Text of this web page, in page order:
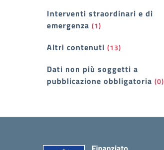
Interventi straordinari e di
emergenza (1)
Altri contenuti (13)
Dati non più soggetti a
pubblicazione obbligatoria (0)